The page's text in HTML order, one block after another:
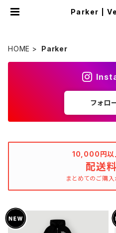
Parker |
HOME Parker
フォロ
10,000円以
配送
まとめてのご購